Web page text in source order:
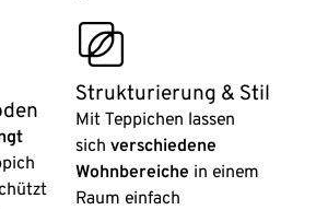
varied
Strukturierung & Stil
Mit Teppichen lassen
sich verschiedene
Wohnbereiche in einem
Raum einfach